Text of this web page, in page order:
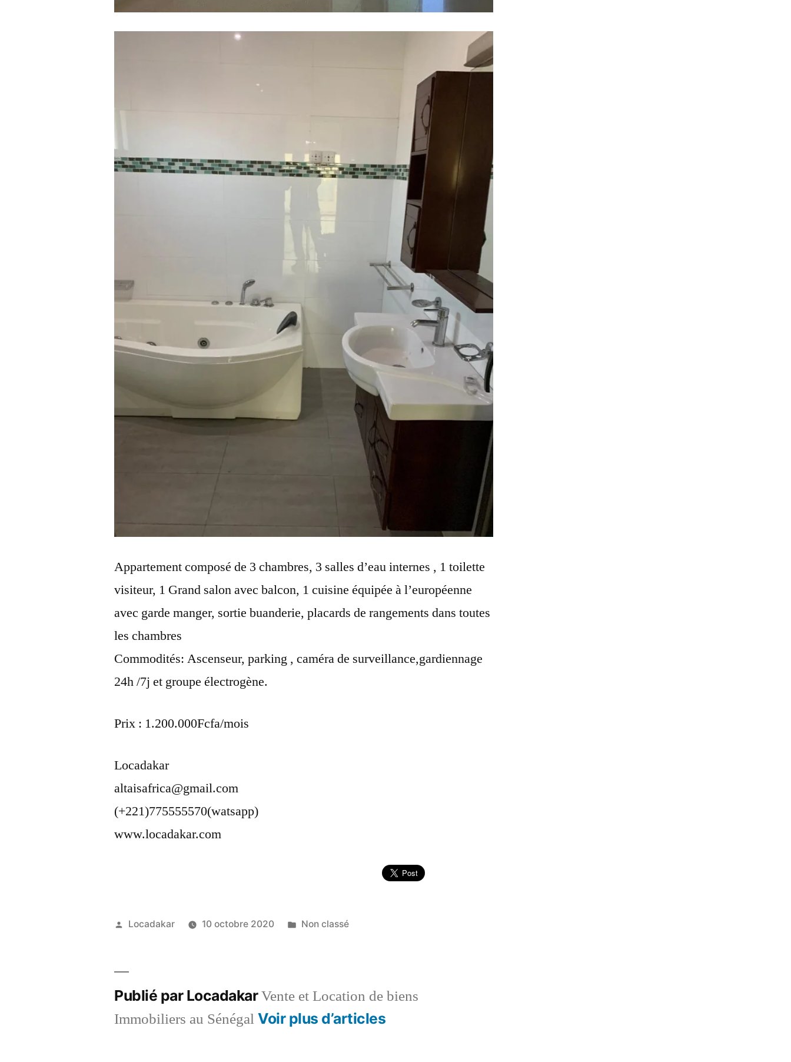
Appartement composé de 3 chambres, 3 salles d’eau internes , 1 toilette
visiteur, 1 Grand salon avec balcon, 1 cuisine équipée à l’européenne
avec garde manger, sortie buanderie, placards de rangements dans toutes
les chambres
Commodités: Ascenseur, parking , caméra de surveillance,gardiennage
24h /7j et groupe électrogène.
Prix : 1.200.000Fcfa/mois
Locadakar
altaisafrica@gmail.com
(+221)775555570(watsapp)
www.locadakar.com
Publié
Locadakar 10 octobre 2020
Publié
Non classé
Publié par LocadakarVente et Location de biens
Immobiliers au SénégalVoir plus d’articles